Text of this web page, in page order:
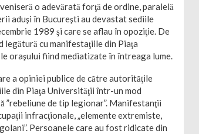
o adevărată forţă de ordine, paralelă
aduşi în Bucureşti au devastat sediile
1989 şi care se aflau în opoziţie. De
legătură cu manifestaţiile din Piaţa
oraşului fiind mediatizate în întreaga lume.
a opiniei publice de către autorităţile
din Piaţa Universităţii într-un mod
”rebeliune de tip legionar”. Manifestanţii
infracţionale, „elemente extremiste,
Persoanele care au fost ridicate din